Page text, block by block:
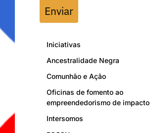
Enviar
Iniciativas
Ancestralidade Negra
Comunhão e Ação
Oficinas de fomento ao
empreendedorismo de impacto
Intersomos